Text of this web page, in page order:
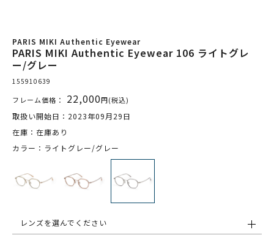
PARIS MIKI Authentic Eyewear
PARIS MIKI Authentic Eyewear 106 ライトグレ
ー/グレー
155910639
フレーム価格： 22,000円(税込)
取扱い開始日：2023年09月29日
在庫：在庫あり
カラー：ライトグレー/グレー
レンズを選んでください